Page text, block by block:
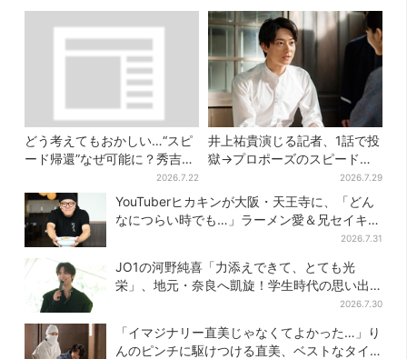
どう考えてもおかしい…“スピ
ード帰還”なぜ可能に？秀吉が
噂した、3人目の謀反人【豊臣
兄弟】
2026.7.22
井上祐貴演じる記者、1話で投
獄→プロポーズのスピード感
に視聴者驚き「横沢さんだけ
怒涛すぎる」
2026.7.29
YouTuberヒカキンが大阪・天王寺に、「どん
なにつらい時でも…」ラーメン愛＆兄セイキン
2026.7.31
JO1の河野純喜「力添えできて、とても光
栄」、地元・奈良へ凱旋！学生時代の思い出
2026.7.30
「イマジナリー直美じゃなくてよかった…」り
んのピンチに駆けつける直美、ベストなタイ